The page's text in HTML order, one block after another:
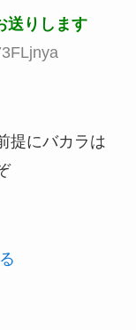
送りします
提にバカラは